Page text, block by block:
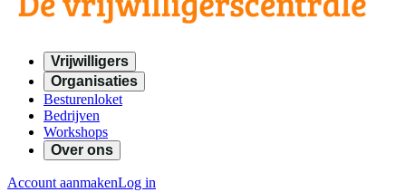
Vrijwilligers
Organisaties
Besturenloket
Bedrijven
Workshops
Over ons
Account aanmakenLog in